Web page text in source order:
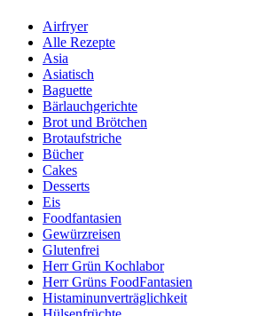
Airfryer
Alle Rezepte
Asia
Asiatisch
Baguette
Bärlauchgerichte
Brot und Brötchen
Brotaufstriche
Bücher
Cakes
Desserts
Eis
Foodfantasien
Gewürzreisen
Glutenfrei
Herr Grün Kochlabor
Herr Grüns FoodFantasien
Histaminunverträglichkeit